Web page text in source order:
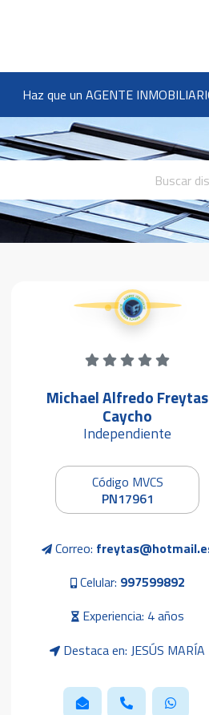
Haz que un AGENTE
Michael Alfredo Freytas
Caycho
Independiente
Código MVCS
PN17961
Correo:
Celular: 997599892
Experiencia: 4 años
Destaca en: JESÚS MARÍA